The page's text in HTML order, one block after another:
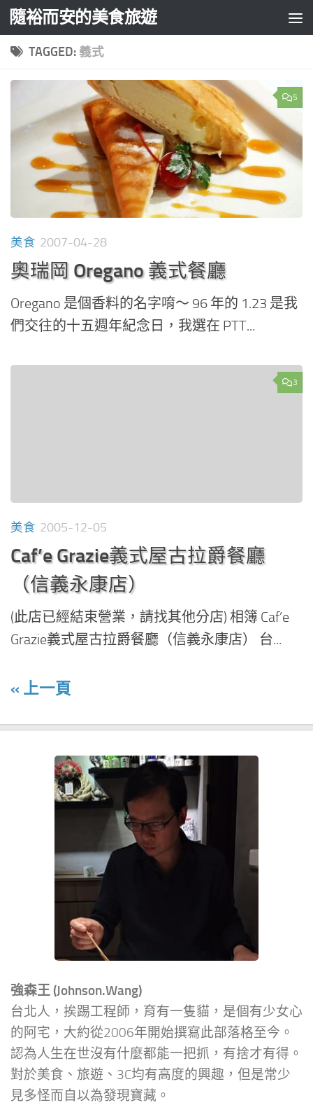
Skip to content
隨裕而安的美食旅遊
TAGGED: 義式
5
美食 2007-04-28
奧瑞岡 Oregano 義式餐廳
Oregano 是個香料的名字唷～ 96 年的 1.23 是我
們交往的十五週年紀念日，我選在 PTT...
3
美食 2005-12-05
Caf’e Grazie義式屋古拉爵餐廳
（信義永康店）
(此店已經結束營業，請找其他分店) 相簿 Caf’e
Grazie義式屋古拉爵餐廳（信義永康店） 台...
« 上一頁
強森王 (Johnson.Wang)
台北人，挨踢工程師，育有一隻貓，是個有少女心
的阿宅，大約從2006年開始撰寫此部落格至今。
認為人生在世沒有什麼都能一把抓，有捨才有得。
對於美食、旅遊、3C均有高度的興趣，但是常少
見多怪而自以為發現寶藏。